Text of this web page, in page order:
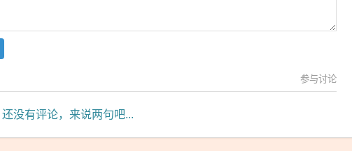
参与讨论
还没有评论，来说两句吧...